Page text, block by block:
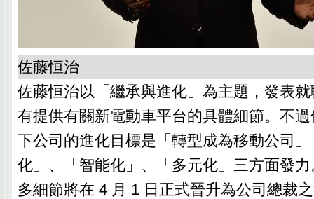
佐藤恒治
佐藤恒治以「繼承與進化」為主題，發表
有提供有關新電動車平台的具體細節。不
下公司的進化目標是「轉型成為移動公司
化」、「智能化」、「多元化」三方面發
多細節將在 4 月 1 日正式晉升為公司總裁